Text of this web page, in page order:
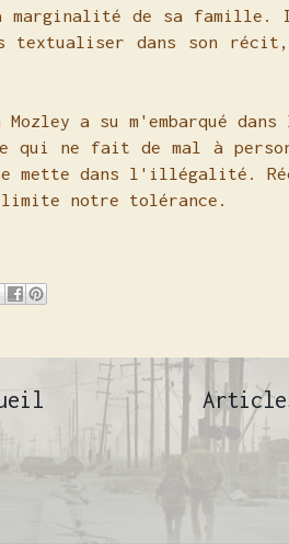
marginalité de sa
dans son
a su m'embarqué
qui ne fait de mal à
mette dans l'illégalité.
notre tolérance.